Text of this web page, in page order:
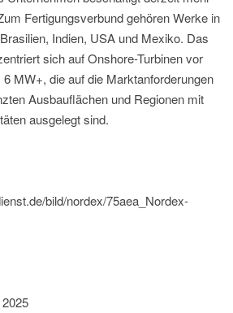
Fertigungsverbund gehören Werke in
Indien, USA und Mexiko. Das
sich auf Onshore-Turbinen vor
MW+, die auf die Marktanforderungen
Ausbauflächen und Regionen mit
ausgelegt sind.
bild/nordex/75aea_Nordex-